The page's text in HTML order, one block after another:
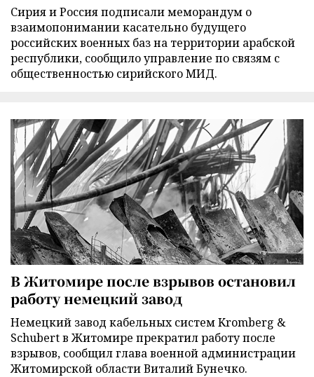
Сирия и Россия подписали меморандум о
взаимопонимании касательно будущего
российских военных баз на территории арабской
республики, сообщило управление по связям с
общественностью сирийского МИД.
В Житомире после взрывов остановил
работу немецкий завод
Немецкий завод кабельных систем Kromberg &
Schubert в Житомире прекратил работу после
взрывов, сообщил глава военной администрации
Житомирской области Виталий Бунечко.